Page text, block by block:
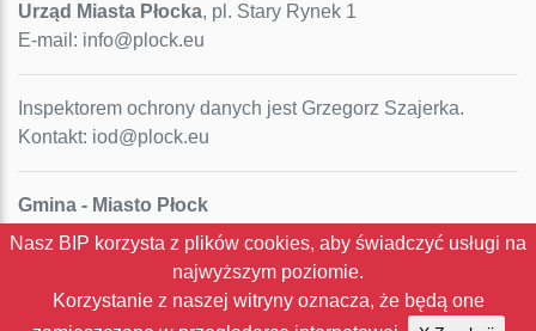
Urząd Miasta Płocka, pl. Stary Rynek 1
E-mail: info@plock.eu
Inspektorem ochrony danych jest Grzegorz Szajerka.
Kontakt: iod@plock.eu
Gmina - Miasto Płock
Pl. Stary Rynek 1
NIP: 774-31-35-712
Nasz BIP korzysta z plików cookies, aby świadczyć usługi na
najwyższym poziomie.
Korzystanie z naszej witryny oznacza, że będą one